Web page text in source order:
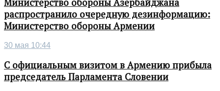
Министерство обороны Азербайджана
распространило очередную дезинформацию:
Министерство обороны Армении
30 мая 10:44
С официальным визитом в Армению прибыла
председатель Парламента Словении